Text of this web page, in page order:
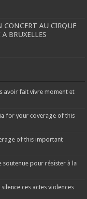
AU CIRQUE
BRUXELLES
avoir fait vivre moment et
for your coverage of this
of this important
soutenue pour résister à la
ces actes violences